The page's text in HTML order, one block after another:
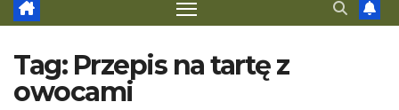
Tag: Przepis na tartę z
owocami